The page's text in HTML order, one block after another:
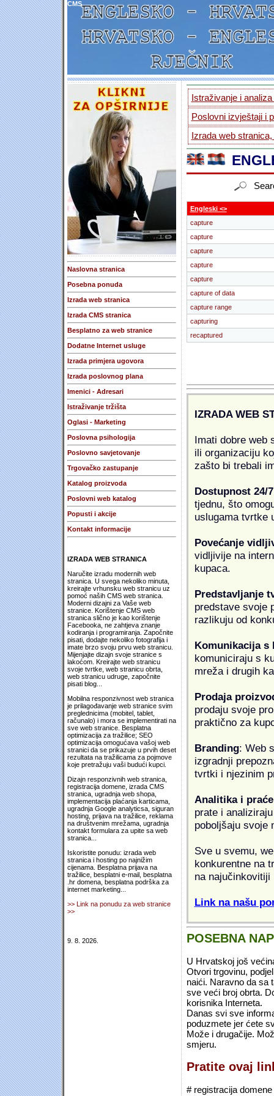
CMS
Naslovna stranica
Posebna ponuda
Izrada web stranica
Izrada CMS stranica
Besplatno za web stranice
Dodatne Internet usluge
Izrada primjera ugovora
Izrada poslovnog plana
Imenici - Adresari
Istraživanje tržišta
Oglasi - Marketing
Poslovna psihologija
Poslovno savjetovanje
Trgovačko zastupanje
Katalog proizvoda
Poslovni web katalog
Popusti i akcije
Kontakt informacije
IZRADA WEB STRANICA
Naručite izradu modernih web
stranica. U svega nekoliko minuta,
kreirajte vrhunsku web stranicu uz
pomoć naših CMS web stranica.
Moderni dizajni za Vaše web
stranice. Korištenje CMS web
stranica slično je kao korištenje
Facebooka, ne zahtjeva znanje
kodiranja i programiranja. Započnite
pisati, dodajte nekoliko fotografija i
imate brzo svoju prvu web stranicu.
Mijenjajte dizajn svoje stranice s
lakoćom. Kreirajte web stranicu
svoje tvrtke, web stranicu obrta,
web stranicu udruge, započnite
pisati blog...
Mobilna responzivnost web stranica
je prilagođavanje web stranice svim
preglednicima (mobitel, tablet,
računalo) i mora se implementirati na
sve web stranice. Besplatna
optimizacija za tražilice; SEO
optimizacija omogućava vašoj web
stranici da se prikazuje u prvih deset
rezultata na tražilicama za pojmove
koje pretražuju vaši budući kupci.
Dizajn responzivnih web stranica,
registracija domene, izrada CMS
stranica, ugradnja web shopa,
implementacija plaćanja karticama,
ugradnja Google analyticsa, siguran
hosting, prijava na tražilice, reklama
na društvenim mrežama, ugradnja
kontakt formulara za upite sa web
stranica...
Iskoristite ponudu: izrada web
stranica i hosting po najnižim
cijenama. Besplatna prijava na
tražilice, besplatni e-mail, besplatna
.hr domena, besplatna podrška za
internet marketing...
>> Link na ponudu za web stranice
>>
9. 8. 2026.
Istraživanje i
Poslovni izvještaji i
Izrada web
Engleski <>
capture
capture
capture
capture
capture
capture of data
capture range
capturing
recaptured
IZRADA WEB
Imati dobre web
ili organizaciju
zašto bi trebali
Dostupnost 24/7
tjednu, što
uslugama tvrtke
Povećanje
vidljivije na
kupaca.
Predstavljanje
predstave svoje
razlikuju od
Komunikacija s
komuniciraju s
mreža i drugih
Prodaja
prodaju svoje
praktično za
Branding: Web
izgradnji
tvrtki i njezinim
Analitika i
prate i
poboljšaju svoje
Sve u svemu,
konkurentne na
na najučinkovitiji
Link na našu
POSEBNA
U Hrvatskoj još
Otvori trgovinu,
naići. Naravno da sa
sve veći broj obrta.
korisnika Interneta.
Danas svi sve
poduzmete jer ćete
Može i drugačije.
smjeru.
Pratite ovaj
# registracija